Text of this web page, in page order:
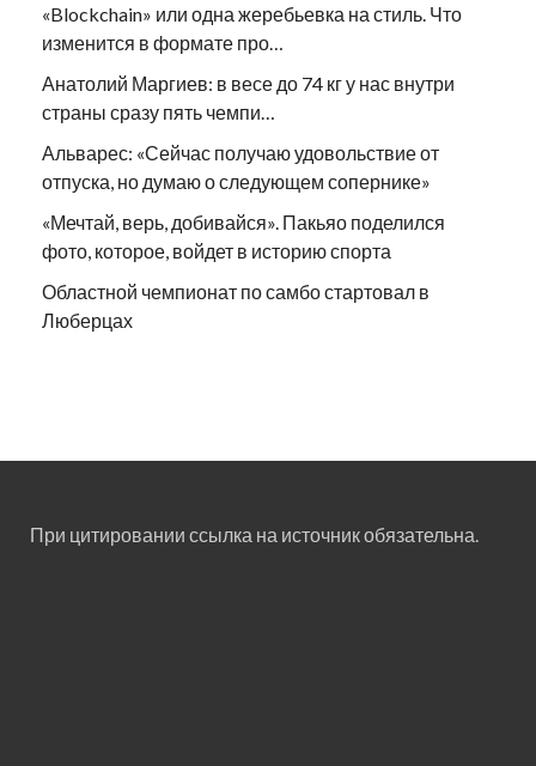
«Blockchain» или одна жеребьевка на стиль. Что
изменится в формате про…
Анатолий Маргиев: в весе до 74 кг у нас внутри
страны сразу пять чемпи…
Альварес: «Сейчас получаю удовольствие от
отпуска, но думаю о следующем сопернике»
«Мечтай, верь, добивайся». Пакьяо поделился
фото, которое, войдет в историю спорта
Областной чемпионат по самбо стартовал в
Люберцах
При цитировании ссылка на источник обязательна.